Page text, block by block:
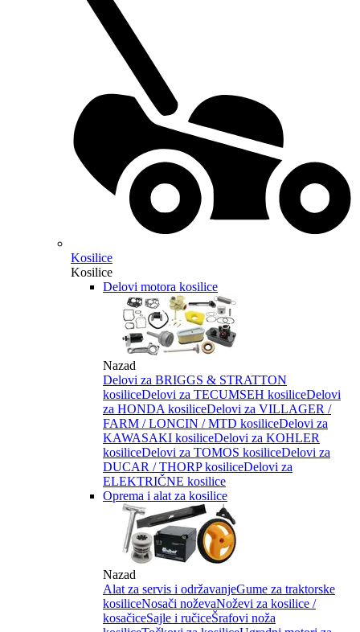
Kosilice
Kosilice
Delovi motora kosilice
Nazad
Delovi za BRIGGS & STRATTON
kosiliceDelovi za TECUMSEH kosiliceDelovi
za HONDA kosiliceDelovi za VILLAGER /
FARM / LONCIN / MTD kosiliceDelovi za
KAWASAKI kosiliceDelovi za KOHLER
kosiliceDelovi za TOMOS kosiliceDelovi za
DUCAR / THORP kosiliceDelovi za
ELEKTRIČNE kosilice
Oprema i alat za kosilice
Nazad
Alat za servis i održavanjeGume za traktorske
kosiliceNosači noževaNoževi za kosilice /
kosačiceSajle i ručiceŠrafovi noža